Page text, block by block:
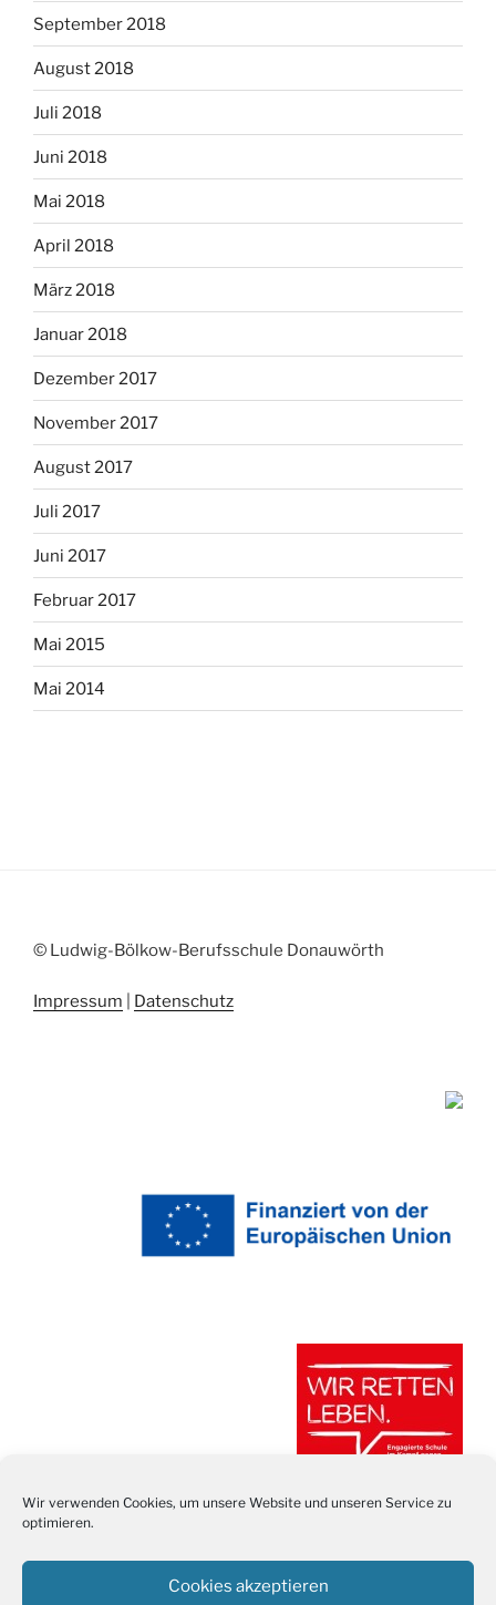
Wir verwenden Cookies, um unsere Website und unseren Service zu
optimieren.
Cookies akzeptieren
September 2018
August 2018
Juli 2018
Juni 2018
Mai 2018
April 2018
März 2018
Januar 2018
Dezember 2017
November 2017
August 2017
Juli 2017
Juni 2017
Februar 2017
Mai 2015
Mai 2014
© Ludwig-Bölkow-Berufsschule Donauwörth
Impressum Datenschutz